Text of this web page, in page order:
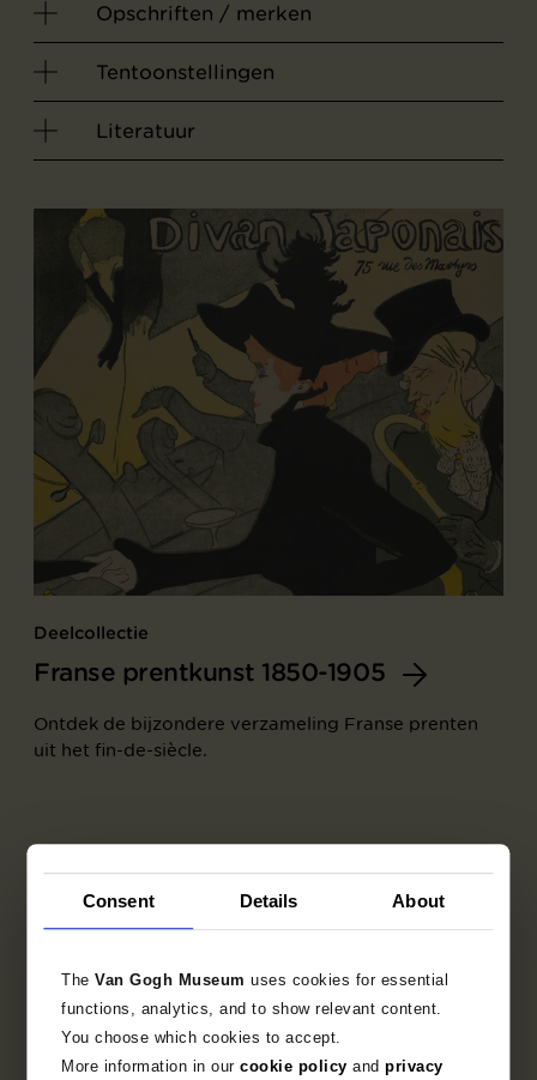
Consent Details About
TheVan Gogh Museumuses cookies for essential
functions, analytics, and to show relevant content.
You choose which cookies to accept.
More information in ourcookie policy andprivacy
Opschriften / merken
Tentoonstellingen
Literatuur
Deelcollectie
Franse prentkunst 1850-1905
Ontdek de bijzondere verzameling Franse prenten
uit het fin-de-siècle.